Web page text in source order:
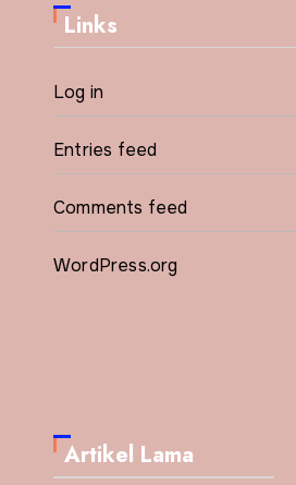
Links
Log in
Entries feed
Comments feed
WordPress.org
Artikel Lama